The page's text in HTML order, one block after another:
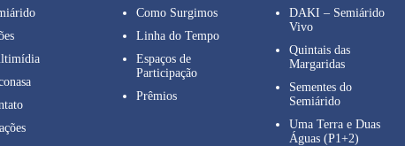
Como Surgimos
Linha do Tempo
Espaços de
Participação
Prêmios
DAKI – Semiárido
Vivo
Quintais das
Margaridas
Sementes do
Semiárido
Uma Terra e Duas
Águas (P1+2)